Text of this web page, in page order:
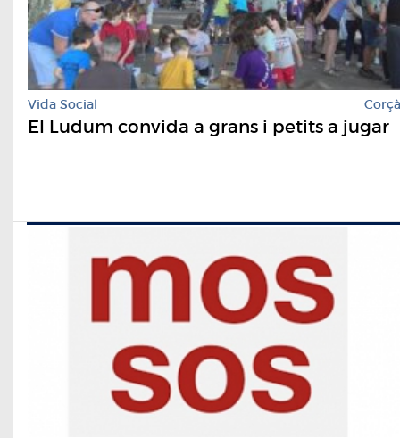
Vida Social Corçà
El Ludum convida a grans i petits a jugar